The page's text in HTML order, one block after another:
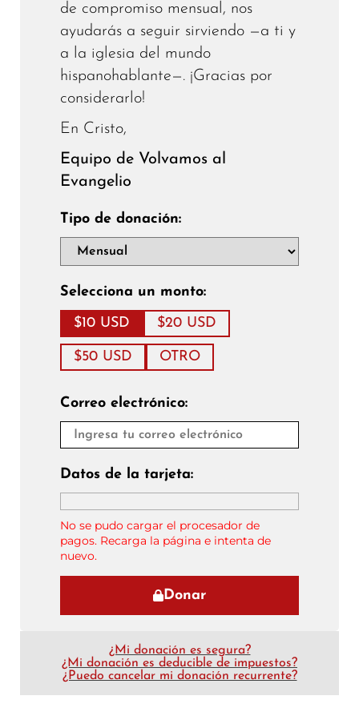
de compromiso mensual, nos
ayudarás a seguir sirviendo —a ti y
a la iglesia del mundo
hispanohablante—. ¡Gracias por
considerarlo!
En Cristo,
Equipo de Volvamos al
Evangelio
Tipo de donación:
Selecciona un monto:
$10 USD $20 USD
$50 USD OTRO
Correo electrónico:
Datos de la tarjeta:
No se pudo cargar el procesador de
pagos. Recarga la página e intenta de
nuevo.
Donar
¿Mi donación es segura?
¿Mi donación es deducible de impuestos?
¿Puedo cancelar mi donación recurrente?